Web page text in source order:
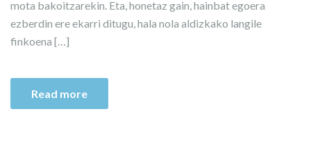
mota bakoitzarekin. Eta, honetaz gain, hainbat egoera
ezberdin ere ekarri ditugu, hala nola aldizkako langile
finkoena […]
Read more